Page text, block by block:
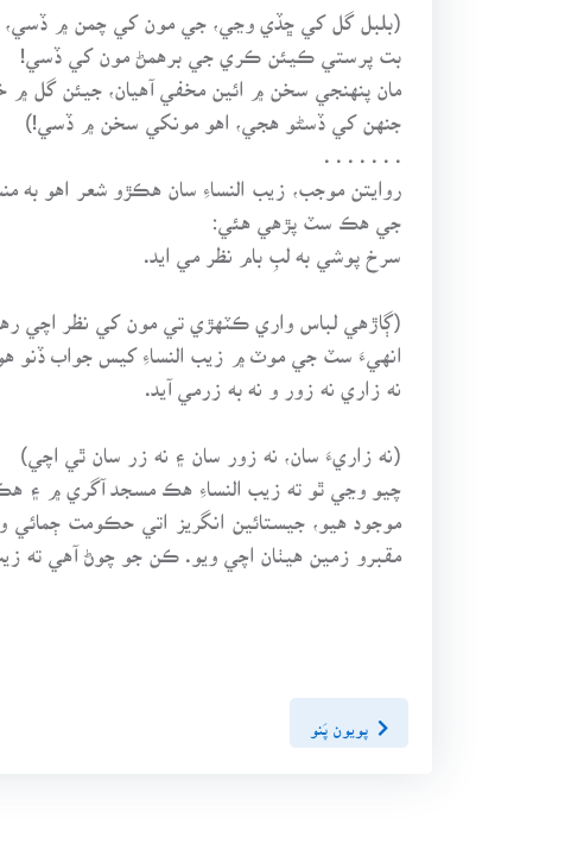
(بلبل گل کي ڇڏي وڃي، جي مون کي چمن ۾ ڏسي،
بت پرستي ڪيئن ڪري جي برهمڻ مون کي ڏسي!
مان پنهنجي سخن ۾ ائين مخفي آهيان، جيئن گل ۾
جنهن کي ڏسڻو هجي، اهو مونکي سخن ۾ ڏسي!)
روايتن موجب، زيب النساءِ سان هڪڙو شعر اهو
سرخ پوشي به لبِ بام نظر مي ايد.
(ڳاڙهي لباس واري ڪٽهڙي تي مون کي نظر اچي
انهيءَ سٽ جي موٽ ۾ زيب النساءِ کيس جواب ڏنو
نه زاري نه زور و نه به زرمي آيد.
(نه زاريءَ سان، نه زور سان ۽ نه زر سان ٿي اچي)
چيو وڃي ٿو ته زيب النساءِ هڪ مسجد آگري ۾ ۽
مقبرو زمين هيٺان اچي ويو. ڪن جو چوڻ آهي ته
پويون پَنو